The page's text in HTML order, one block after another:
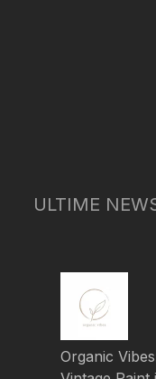
ULTIME
Organic